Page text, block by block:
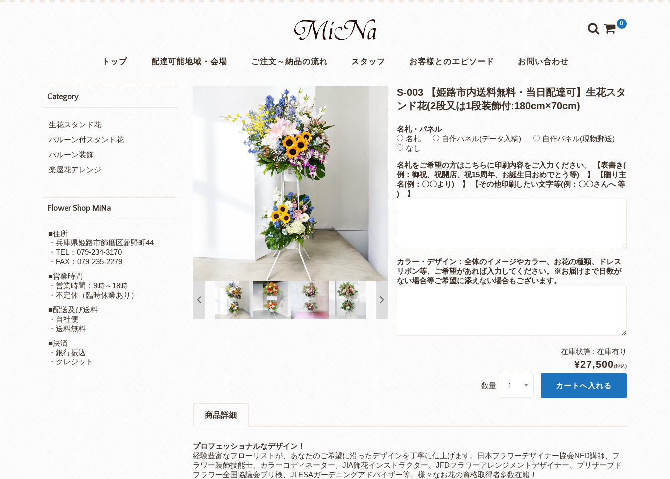
0
トップ 配達可能地域・会場 ご注文～納品の流れ スタッフ お客様とのエピソード お問い合わせ
S-003 【姫路市内送料無料・当日配達可】生花スタ
ンド花(2段又は1段装飾付:180cm×70cm)
名札・パネル
名札
自作パネル(データ入稿)
自作パネル(現物郵送)
なし
名札をご希望の方はこちらに印刷内容をご入力ください。 【表書き(
例：御祝、祝開店、祝15周年、お誕生日おめでとう等) 】 【贈り主
名(例：〇〇より) 】 【その他印刷したい文字等(例：〇〇さんへ 等
) 】
カラー・デザイン：全体のイメージやカラー、お花の種類、ドレス
リボン等、ご希望があれば入力してください。※お届けまで日数が
ない場合等ご希望に添えない場合もございます。
在庫状態 : 在庫有り
¥27,500(税込)
数量
商品詳細
プロフェッショナルなデザイン！
経験豊富なフローリストが、あなたのご希望に沿ったデザインを丁寧に仕上げます。日本フラワーデザイナー協会NFD講師、フ
ラワー装飾技能士、カラーコディネーター、JIA飾花インストラクター、JFDフラワーアレンジメントデザイナー、プリザーブド
フラワー全国協議会プリ検、JLESAガーデニングアドバイザー等、様々なお花の資格取得者多数在籍！
Category
生花スタンド花
バルーン付スタンド花
バルーン装飾
楽屋花アレンジ
Flower Shop MiNa
■住所
・兵庫県姫路市飾磨区蓼野町44
・TEL：079-234-3170
・FAX：079-235-2279
■営業時間
・営業時間：9時～18時
・不定休（臨時休業あり）
■配送及び送料
・自社便
・送料無料
■決済
・銀行振込
・クレジット